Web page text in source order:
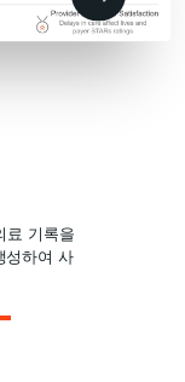
료 기록을
성하여 사